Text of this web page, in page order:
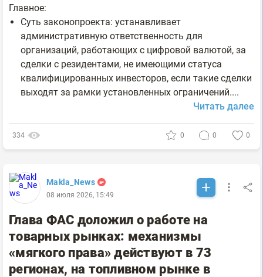
Главное:
Суть законопроекта: устанавливает
административную ответственность для
организаций, работающих с цифровой валютой, за
сделки с резидентами, не имеющими статуса
квалифицированных инвесторов, если такие сделки
выходят за рамки установленных ограничений....
Читать далее
334 0 0 0
Makla_News
08 июля 2026, 15:49
Глава ФАС доложил о работе на
товарных рынках: механизмы
«мягкого права» действуют в 73
регионах, на топливном рынке в